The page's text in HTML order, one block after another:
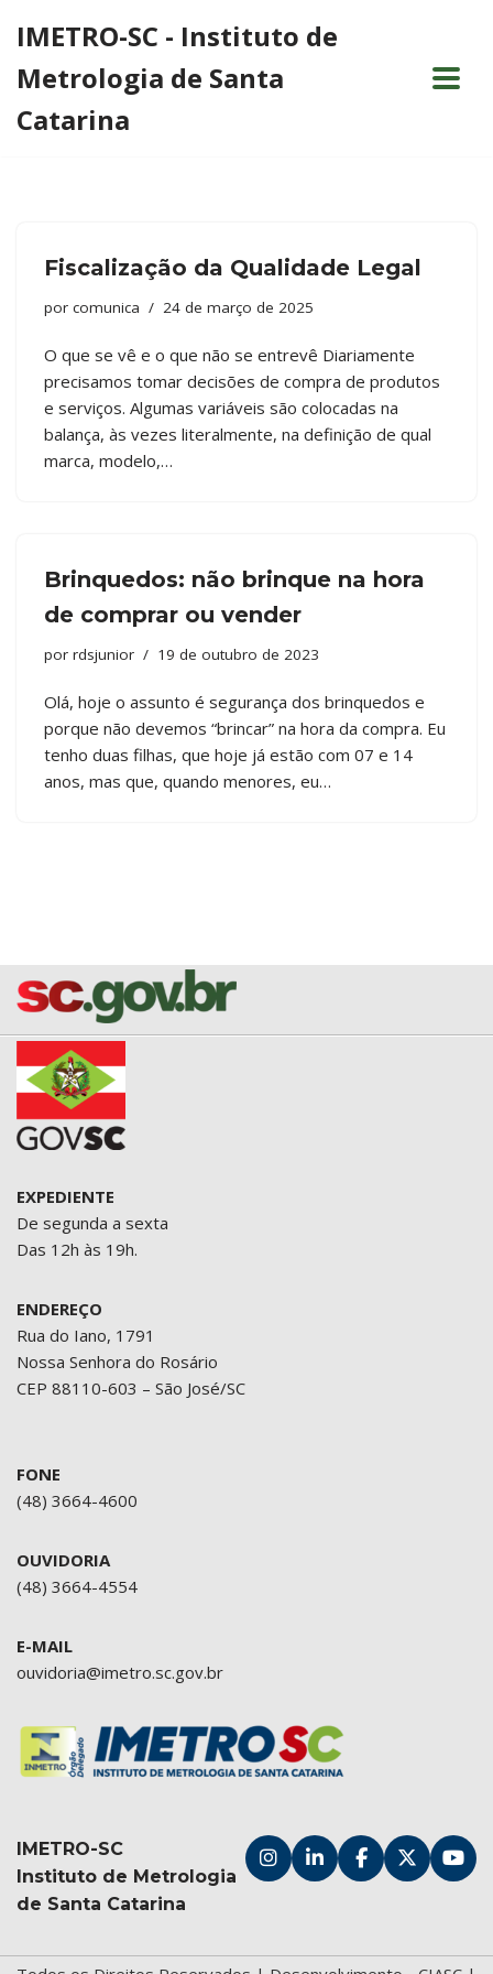
para
o
IMETRO-SC - Instituto de
Metrologia de Santa
Catarina
Fiscalização da Qualidade Legal
por comunica 24 de março de 2025
O que se vê e o que não se entrevê Diariamente
precisamos tomar decisões de compra de produtos
e serviços. Algumas variáveis são colocadas na
balança, às vezes literalmente, na definição de qual
marca, modelo,…
Brinquedos: não brinque na hora
de comprar ou vender
por rdsjunior 19 de outubro de 2023
Olá, hoje o assunto é segurança dos brinquedos e
porque não devemos “brincar” na hora da compra. Eu
tenho duas filhas, que hoje já estão com 07 e 14
anos, mas que, quando menores, eu…
EXPEDIENTE
De segunda a sexta
Das 12h às 19h.
ENDEREÇO
Rua do Iano, 1791
Nossa Senhora do Rosário
CEP 88110-603 – São José/SC
FONE
(48) 3664-4600
OUVIDORIA
(48) 3664-4554
E-MAIL
ouvidoria@imetro.sc.gov.br
IMETRO-SC
Instituto de Metrologia
de Santa Catarina